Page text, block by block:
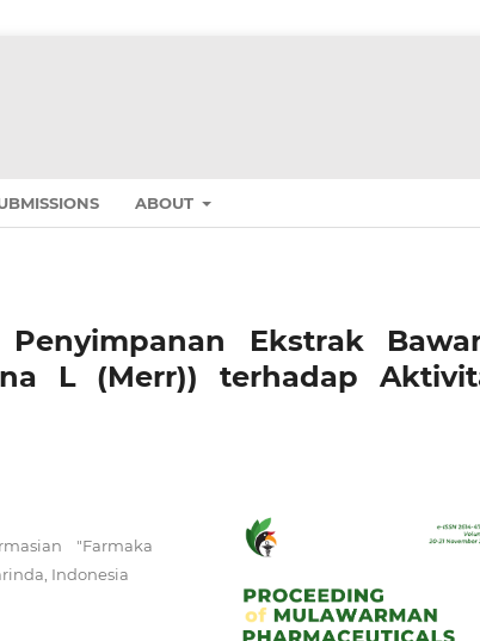
ABOUT
Ekstrak
L (Merr)) terhadap
"Farmaka
Indonesia